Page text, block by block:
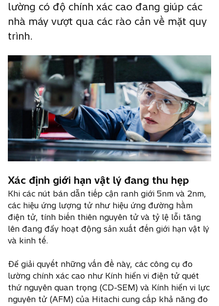
lường có độ chính xác cao đang giúp các
nhà máy vượt qua các rào cản về mặt quy
trình.
Xác định giới hạn vật lý đang thu hẹp
Khi các nút bán dẫn tiếp cận ranh giới 5nm và 2nm,
các hiệu ứng lượng tử như hiệu ứng đường hầm
điện tử, tính biến thiên nguyên tử và tỷ lệ lỗi tăng
lên đang đẩy hoạt động sản xuất đến giới hạn vật lý
và kinh tế.
Để giải quyết những vấn đề này, các công cụ đo
lường chính xác cao như Kính hiển vi điện tử quét
thứ nguyên quan trọng (CD-SEM) và Kính hiển vi lực
nguyên tử (AFM) của Hitachi cung cấp khả năng đo